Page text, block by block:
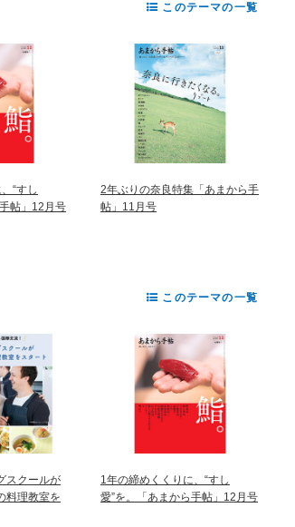
“すし
帖」12月号
2年ぶりの奈良特集「あまから手
帖」11月号
このテーマの一覧
スクールが
料理教室を
1年の締めくくりに、“すし
愛”を。「あまから手帖」12月号
このテーマの一覧